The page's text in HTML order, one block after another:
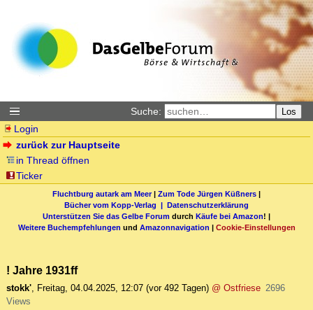
Suche: Los
Login
zurück zur Hauptseite
in Thread öffnen
Ticker
Fluchtburg autark am Meer| Zum Tode Jürgen Küßners |
Bücher vom Kopp-Verlag | Datenschutzerklärung
Unterstützen Sie das Gelbe Forum durch Käufe bei Amazon! |
Weitere Buchempfehlungen und Amazonnavigation | Cookie-Einstellungen
! Jahre 1931ff
stokk', Freitag, 04.04.2025, 12:07 (vor 492 Tagen) @ Ostfriese 2696
Views